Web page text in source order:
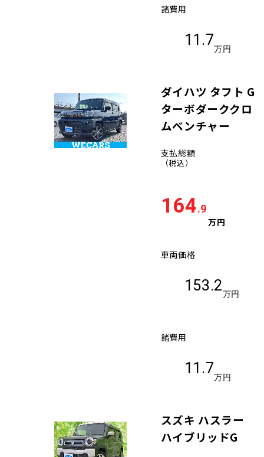
諸費用
11.7
万円
ダイハツ タフト G
ターボダーククロ
ムベンチャー
支払総額
（税込）
164.9
万円
車両価格
153.2
万円
諸費用
11.7
万円
スズキ ハスラー
ハイブリッドG